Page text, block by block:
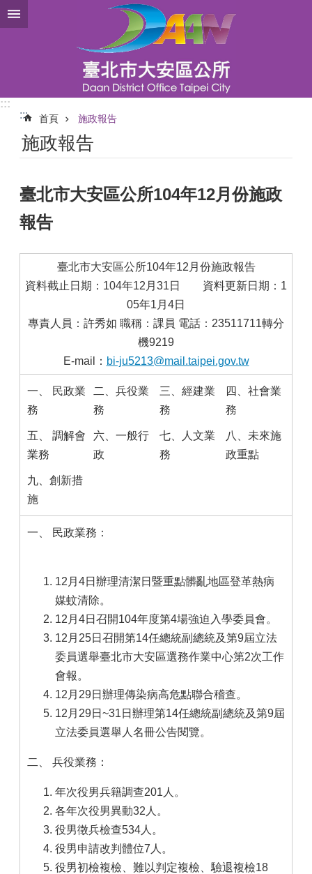
跳到主要內容區塊
:::
:::
首頁 施政報告
施政報告
臺北市大安區公所104年12月份施政
報告
臺北市大安區公所104年12月份施政報告
資料截止日期：104年12月31日 資料更新日期：1
05年1月4日
專責人員：許秀如 職稱：課員 電話：23511711轉分
機9219
E-mail： bi-ju5213@mail.taipei.gov.tw
一、 民政業
務
二、兵役業
務
三、經建業
務
四、社會業
務
五、 調解會
業務
六、一般行
政
七、人文業
務
八、未來施
政重點
九、創新措
施
一、 民政業務：
12月4日辦理清潔日暨重點髒亂地區登革熱病
媒蚊清除。
12月4日召開104年度第4場強迫入學委員會。
12月25日召開第14任總統副總統及第9屆立法
委員選舉臺北市大安區選務作業中心第2次工作
會報。
12月29日辦理傳染病高危點聯合稽查。
12月29日~31日辦理第14任總統副總統及第9屆
立法委員選舉人名冊公告閱覽。
二、 兵役業務：
年次役男兵籍調查201人。
各年次役男異動32人。
役男徵兵檢查534人。
役男申請改判體位7人。
役男初檢複檢、難以判定複檢、驗退複檢18